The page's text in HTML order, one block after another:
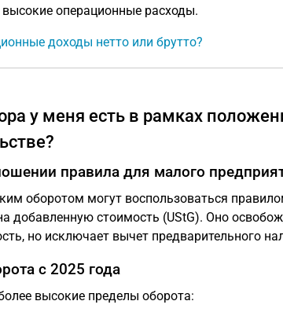
операционные расходы.
доходы нетто или брутто?
у меня есть в рамках
правила для малого
оборотом могут воспользоваться
добавленную стоимость (UStG). Оно
но исключает вычет предварительного
с 2025 года
высокие пределы оборота: